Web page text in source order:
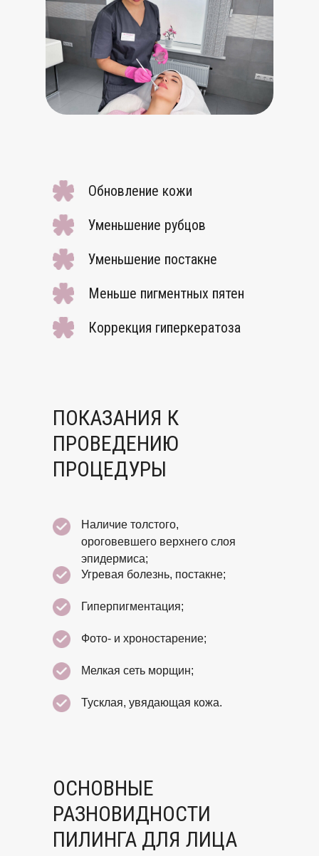
Обновление кожи
Уменьшение рубцов
Коррекция гиперкератоза
Уменьшение постакне
Меньше пигментных пятен
ПОКАЗАНИЯ К
ПРОВЕДЕНИЮ
ПРОЦЕДУРЫ
Наличие толстого,
ороговевшего верхнего слоя
эпидермиса;
Угревая болезнь, постакне;
Гиперпигментация;
Фото- и хроностарение;
Тусклая, увядающая кожа.
Мелкая сеть морщин;
ОСНОВНЫЕ
РАЗНОВИДНОСТИ
ПИЛИНГА ДЛЯ ЛИЦА